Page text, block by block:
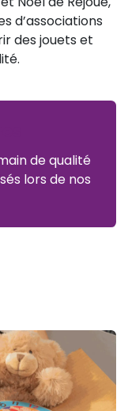
d’associations
des jouets et
de qualité
lors de nos